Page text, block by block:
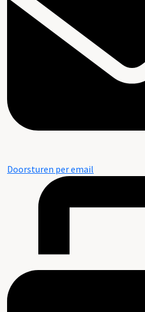
Doorsturen per email